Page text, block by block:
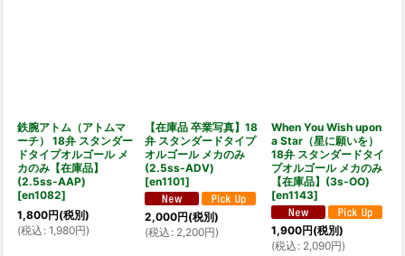
鉄腕アトム（アトムマ
ーチ） 18弁 スタンダー
ドタイプオルゴール メ
カのみ【在庫品】
(2.5ss-AAP)
[en1082]
1,800円(税別)
(税込 : 1,980円)
【在庫品 卒業写真】18
弁 スタンダードタイプ
オルゴール メカのみ
(2.5ss-ADV)
[en1101]
2,000円(税別)
(税込 : 2,200円)
When You Wish upon
a Star（星に願いを）
18弁 スタンダードタイ
プオルゴール メカのみ
【在庫品】(3s-OO)
[en1143]
1,900円(税別)
(税込 : 2,090円)